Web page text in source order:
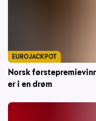
Norsk
er i en drøm
EUROJACKPOT